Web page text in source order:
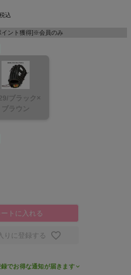
込
イント獲得]※会員のみ
ブラック×
ブラウン
ートに入れる
りに登録する
でお得な通知が届きます